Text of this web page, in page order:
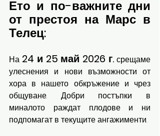
Ето и по-важните дни
от престоя на Марс в
Телец:
На 24 и 25 май 2026 г. срещаме
улеснения и нови възможности от
хора в нашето обкръжение и чрез
общуване. Добри постъпки в
миналото раждат плодове и ни
подпомагат в текущите ангажименти.